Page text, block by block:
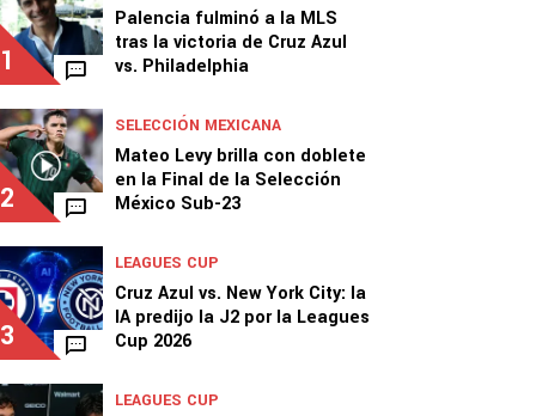
1
Palencia fulminó a la MLS
tras la victoria de Cruz Azul
vs. Philadelphia
2
SELECCIÓN MEXICANA
Mateo Levy brilla con doblete
en la Final de la Selección
México Sub-23
3
LEAGUES CUP
Cruz Azul vs. New York City: la
IA predijo la J2 por la Leagues
Cup 2026
LEAGUES CUP